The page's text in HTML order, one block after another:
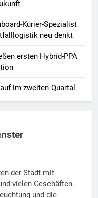
Kurier-Spezialist
neu denkt
ersten Hybrid-PPA
im zweiten Quartal
der Stadt mit
vielen Geschäften.
und die